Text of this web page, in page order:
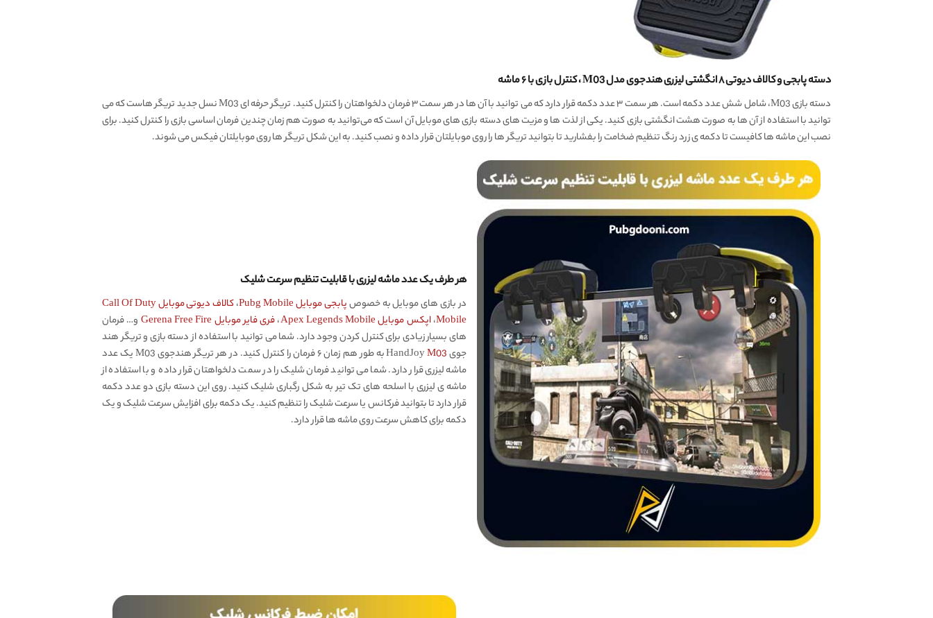
دسته پابجی و کالاف دیوتی ۸ انگشتی لیزری هندجوی مدل M03 ، کنترل بازی با ۶ ماشه
دسته بازی M03، شامل شش عدد دکمه است. هر سمت ۳ عدد دکمه قرار دارد که می توانید با آن ها در هر سمت ۳ فرمان دلخواهتان را کنترل کنید. تریگر حرفه ای M03 نسل جدید تریگر هاست که می
توانید با استفاده از آن ها به صورت هشت انگشتی بازی کنید. یکی از لذت ها و مزیت های دسته بازی های موبایل آن است که می‌توانید به صورت هم زمان چندین فرمان اساسی بازی را کنترل کنید. برای
نصب این ماشه ها کافیست تا دکمه ی زرد رنگ تنظیم ضخامت را بفشارید تا بتوانید تریگر ها را روی موبایلتان قرار داده و نصب کنید. به این شکل تریگر ها روی موبایلتان فیکس می شوند.
هر طرف یک عدد ماشه لیزری با قابلیت تنظیم سرعت شلیک
در بازی های موبایل به خصوصپابجی موبایل Pubg Mobile ،
کالاف دیوتی موبایل Call Of Duty
Mobile،اپکس موبایل Apex Legends Mobile ،فری فایر موبایل Gerena Free Fire
و… فرمان
های بسیار زیادی برای کنترل کردن وجود دارد. شما می توانید با استفاده از دسته بازی و تریگر هند
جوی HandJoyM03
به طور هم زمان ۶ فرمان را کنترل کنید. در هر تریگر هندجوی M03 یک عدد
ماشه لیزری قرار دارد. شما می توانید فرمان شلیک را در سمت دلخواهتان قرار داده و با استفاده از
ماشه ی لیزری با اسلحه های تک تیر به شکل رگباری شلیک کنید. روی این دسته بازی دو عدد دکمه
قرار دارد تا بتوانید فرکانس یا سرعت شلیک را تنظیم کنید. یک دکمه برای افزایش سرعت شلیک و یک
دکمه برای کاهش سرعت روی ماشه ها قرار دارد.